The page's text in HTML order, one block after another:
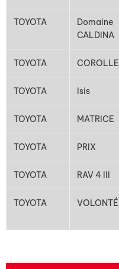
TOYOTA
Domaine
CALDINA
TOYOTA COROLLE
TOYOTA Isis
TOYOTA MATRICE
TOYOTA PRIX
TOYOTA RAV 4 III
TOYOTA VOLONTÉ